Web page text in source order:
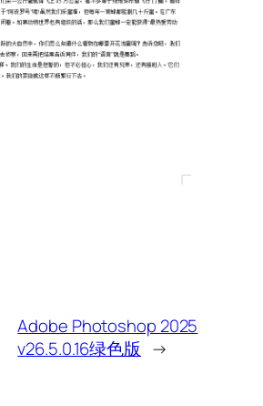
Adobe Photoshop 2025
v26.5.0.16绿色版 →